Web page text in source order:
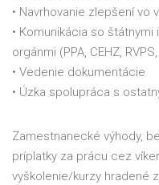
• Navrhovanie zlepšení vo
• Komunikácia so
orgánmi (PPA, CEHZ,
• Vedenie dokumentácie
• Úzka spolupráca s
Zamestnanecké výhody,
príplatky za prácu cez
vyškolenie/kurzy hradené